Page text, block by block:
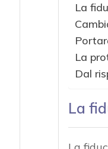
La
La
Dal
La